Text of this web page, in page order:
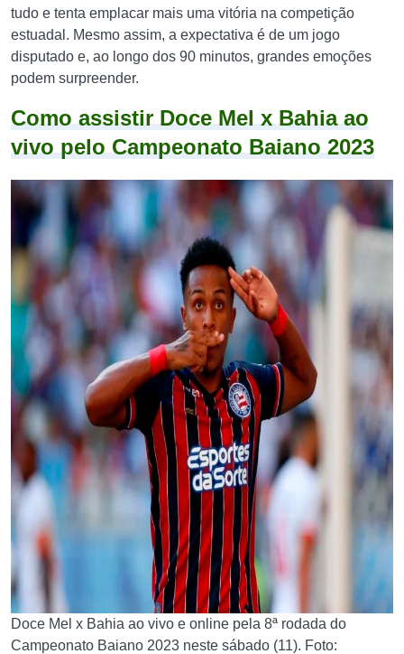
tudo e tenta emplacar mais uma vitória na competição
estuadal. Mesmo assim, a expectativa é de um jogo
disputado e, ao longo dos 90 minutos, grandes emoções
podem surpreender.
Como assistir Doce Mel x Bahia ao
vivo pelo Campeonato Baiano 2023
Doce Mel x Bahia ao vivo e online pela 8ª rodada do
Campeonato Baiano 2023 neste sábado (11). Foto: